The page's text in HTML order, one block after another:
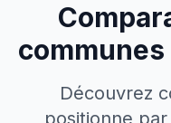
Découvrez
positionne